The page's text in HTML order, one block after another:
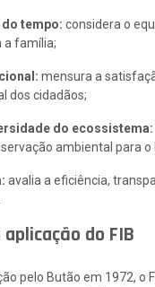
tempo: considera o
a família;
mensura a
dos cidadãos;
do ecossistema:
ambiental para o
avalia a eficiência,
do FIB
pelo Butão em 1972, o